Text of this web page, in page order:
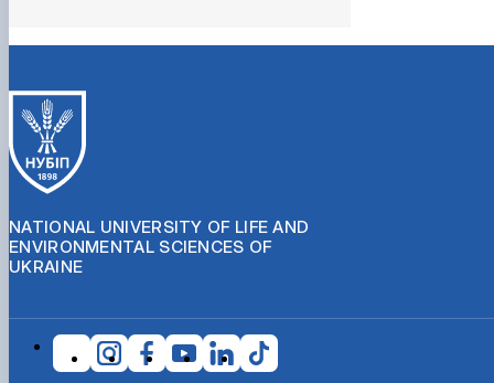
NATIONAL UNIVERSITY OF LIFE AND
ENVIRONMENTAL SCIENCES OF
UKRAINE